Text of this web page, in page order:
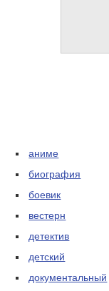
аниме
биография
боевик
вестерн
детектив
детский
документальный